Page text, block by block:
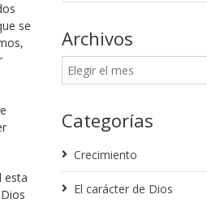
se
esta
Archivos
Categorías
Crecimiento
El carácter de Dios